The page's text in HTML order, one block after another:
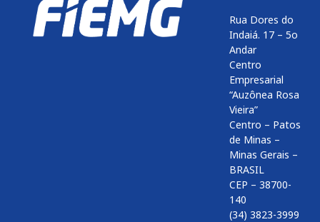
Rua Dores do
Indaiá. 17 – 5o
Andar
Centro
Empresarial
“Auzônea Rosa
Vieira”
Centro – Patos
de Minas –
Minas Gerais –
BRASIL
CEP – 38700-
140
(34) 3823-3999